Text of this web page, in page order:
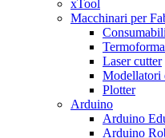
xTool
Macchinari per
Laser cutter
Modellatori
Plotter
Arduino
Arduino
Arduino